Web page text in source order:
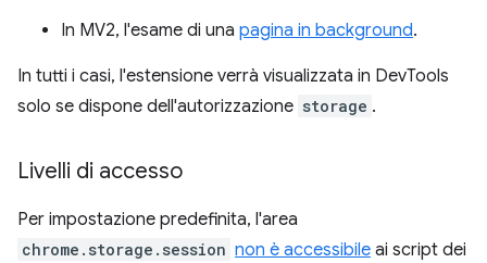
In MV2, l'esame di una pagina in background.
In tutti i casi, l'estensione verrà visualizzata in DevTools
solo se dispone dell'autorizzazione storage .
Livelli di accesso
Per impostazione predefinita, l'area
chrome.storage.session non è accessibile ai script dei